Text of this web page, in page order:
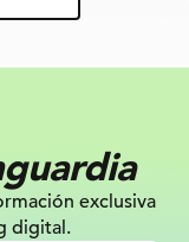
exclusiva
digital.